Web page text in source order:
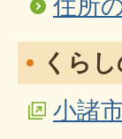
くら
小諸